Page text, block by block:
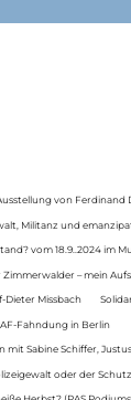
von
Militanz und
vom 18.9..2024 im
– mein
Dieter Missbach
Fahndung in Berlin
mit Sabine Schiffer,
oder der